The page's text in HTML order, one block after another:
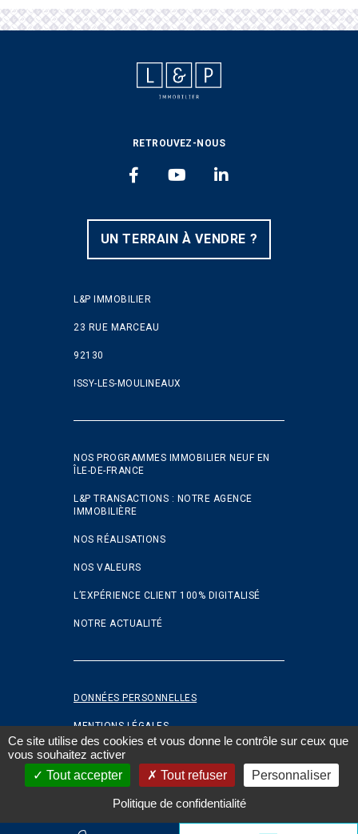
L&P IMMOBILIER
RETROUVEZ-NOUS
FACEBOOK
YOUTUBELINKEDIN
UN TERRAIN À VENDRE ?
L&P IMMOBILIER
23 RUE MARCEAU
92130
ISSY-LES-MOULINEAUX
NOS PROGRAMMES IMMOBILIER NEUF EN
ÎLE-DE-FRANCE
L&P TRANSACTIONS : NOTRE AGENCE
IMMOBILIÈRE
NOS RÉALISATIONS
NOS VALEURS
L’EXPÉRIENCE CLIENT 100% DIGITALISÉ
NOTRE ACTUALITÉ
DONNÉES PERSONNELLES
MENTIONS LÉGALES
COOKIES
FAQ
Ce site utilise des cookies et vous donne le contrôle sur ceux que
vous souhaitez activer
Tout accepter
Tout refuser Personnaliser
Politique de confidentialité